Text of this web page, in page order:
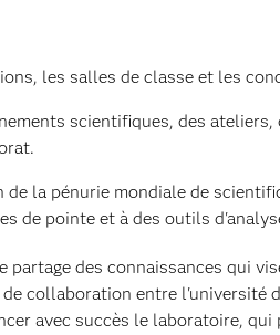
les salles de classe et les
scientifiques, des
la pénurie mondiale de
de pointe et à des outils
partage des connaissances qui
collaboration entre l'université
avec succès le laboratoire, qui